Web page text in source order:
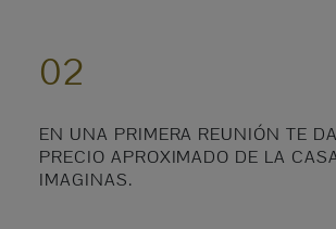
02
EN UNA PRIMERA REUNIÓN TE
PRECIO APROXIMADO DE LA
IMAGINAS.